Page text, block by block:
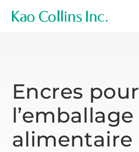
Encres pour
l’emballage
alimentaire